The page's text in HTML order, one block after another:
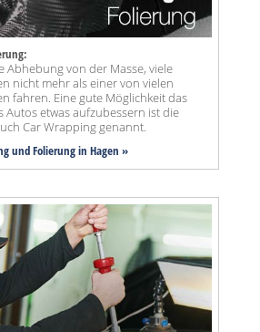
Abhebung von der Masse, viele
nicht mehr als einer von vielen
fahren. Eine gute Möglichkeit das
Autos etwas aufzubessern ist die
Car Wrapping genannt.
und Folierung in Hagen »